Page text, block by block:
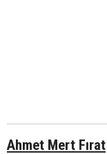
Ahmet Mert Fırat